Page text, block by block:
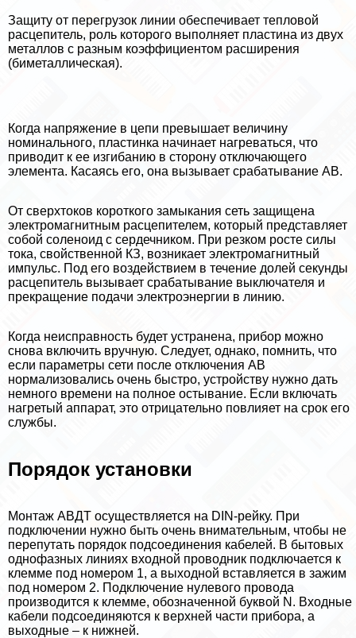
Защиту от перегрузок линии обеспечивает тепловой
расцепитель, роль которого выполняет пластина из двух
металлов с разным коэффициентом расширения
(биметаллическая).
Когда напряжение в цепи превышает величину
номинального, пластинка начинает нагреваться, что
приводит к ее изгибанию в сторону отключающего
элемента. Касаясь его, она вызывает сpaбатывание АВ.
От сверхтоков короткого замыкания сеть защищена
электромагнитным расцепителем, который представляет
собой соленоид с сердечником. При резком росте силы
тока, свойственной КЗ, возникает электромагнитный
импульс. Под его воздействием в течение долей секунды
расцепитель вызывает сpaбатывание выключателя и
прекращение подачи электроэнергии в линию.
Когда неисправность будет устранена, прибор можно
снова включить вручную. Следует, однако, помнить, что
если параметры сети после отключения АВ
нормализовались очень быстро, устройству нужно дать
немного времени на полное остывание. Если включать
нагретый аппарат, это отрицательно повлияет на срок его
службы.
Порядок установки
Монтаж АВДТ осуществляется на DIN-рейку. При
подключении нужно быть очень внимательным, чтобы не
перепутать порядок подсоединения кабелей. В бытовых
однофазных линиях входной проводник подключается к
клемме под номером 1, а выходной вставляется в зажим
под номером 2. Подключение нулевого провода
производится к клемме, обозначенной буквой N. Входные
кабели подсоединяются к верхней части прибора, а
выходные – к нижней.